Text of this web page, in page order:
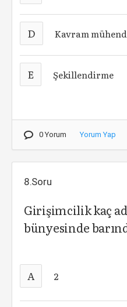
D Kavram
E Şekillendirme
0 Yorum Yorum Yap
8.Soru
Girişimcilik kaç
bünyesinde
A 2